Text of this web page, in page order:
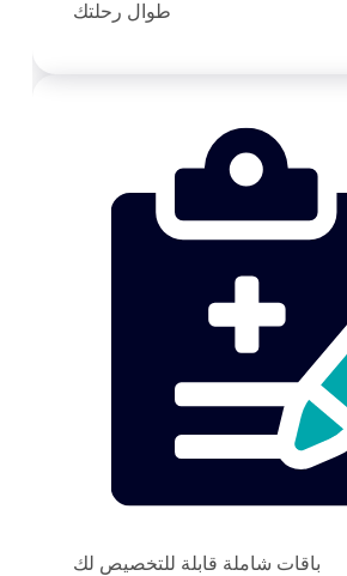
طوال رحلتك
باقات شاملة قابلة للتخصيص لك